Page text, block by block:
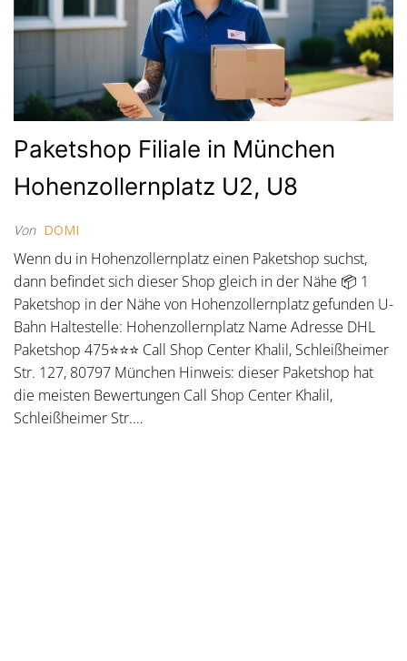
Paketshop Filiale in München
Hohenzollernplatz U2, U8
Von DOMI
Wenn du in Hohenzollernplatz einen Paketshop suchst,
dann befindet sich dieser Shop gleich in der Nähe 📦 1
Paketshop in der Nähe von Hohenzollernplatz gefunden U-
Bahn Haltestelle: Hohenzollernplatz Name Adresse DHL
Paketshop 475⭐⭐⭐ Call Shop Center Khalil, Schleißheimer
Str. 127, 80797 München Hinweis: dieser Paketshop hat
die meisten Bewertungen Call Shop Center Khalil,
Schleißheimer Str.…